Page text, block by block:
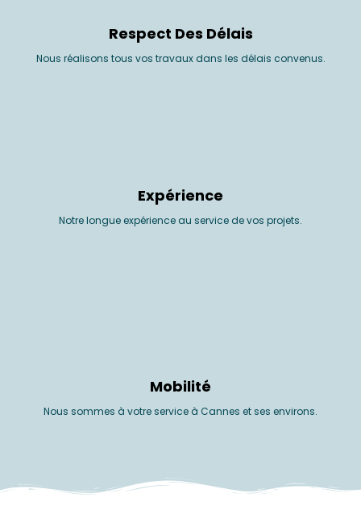
Respect Des Délais
Nous réalisons tous vos travaux dans les délais convenus.
Expérience
Notre longue expérience au service de vos projets.
Mobilité
Nous sommes à votre service à Cannes et ses environs.